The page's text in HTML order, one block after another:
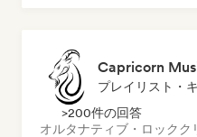
Capricorn
プレイリスト・
>200件の回答
オルタナティブ・ロックク